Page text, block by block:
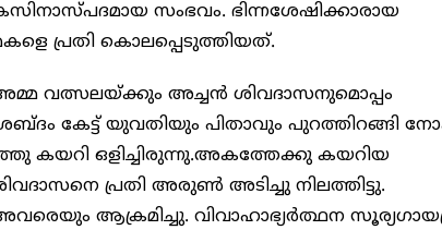
സംഭവം. ഭിന്നശേഷിക്കാരായ
പ്രതി കൊലപ്പെടുത്തിയത്.
വത്സലയ്ക്കും അച്ചന്‍ ശിവദാസനുമൊപ്പം
കേട്ട് യുവതിയും പിതാവും പുറത്തിറങ്ങി
കയറി ഒളിച്ചിരുന്നു.അകത്തേക്കു കയറിയ
പ്രതി അരുണ്‍ അടിച്ചു നിലത്തിട്ടു.
ആക്രമിച്ചു. വിവാഹാഭ്യര്‍ത്ഥന